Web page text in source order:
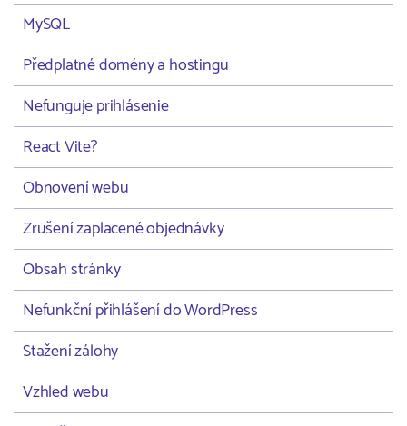
MySQL
Předplatné domény a hostingu
Nefunguje prihlásenie
React Vite?
Obnovení webu
Zrušení zaplacené objednávky
Obsah stránky
Nefunkční přihlášení do WordPress
Stažení zálohy
Vzhled webu